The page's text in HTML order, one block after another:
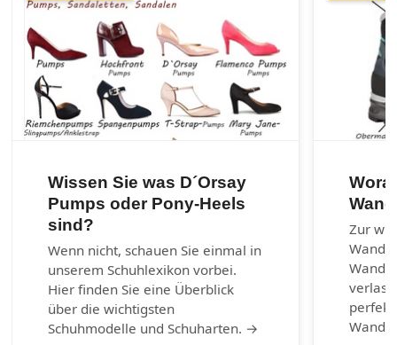
Wissen Sie was D´Orsay
Pumps oder Pony-Heels
sind?
Wenn nicht, schauen Sie einmal in
unserem Schuhlexikon vorbei.
Hier finden Sie eine Überblick
über die wichtigsten
Schuhmodelle und Schuharten. →
Zur
perfekt